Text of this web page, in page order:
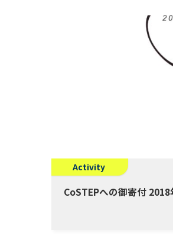
Activity
CoSTEPへの御寄付